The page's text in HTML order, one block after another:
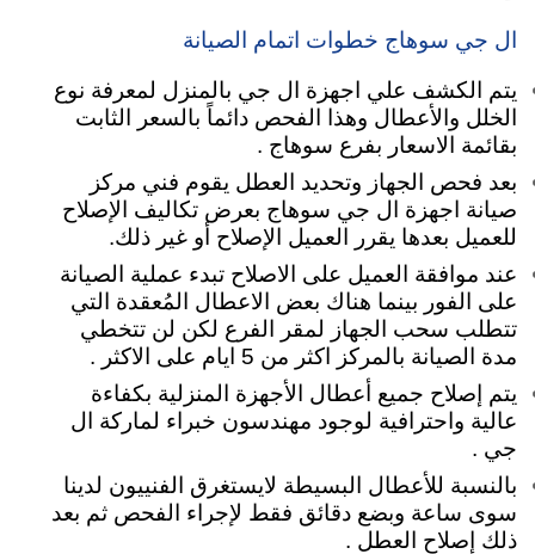
ال جي سوهاج خطوات اتمام الصيانة
يتم الكشف علي اجهزة ال جي بالمنزل لمعرفة نوع
الخلل والأعطال وهذا الفحص دائماً بالسعر الثابت
بقائمة الاسعار بفرع سوهاج .
بعد فحص الجهاز وتحديد العطل يقوم فني مركز
صيانة اجهزة ال جي سوهاج بعرض تكاليف الإصلاح
للعميل بعدها يقرر العميل الإصلاح أو غير ذلك.
عند موافقة العميل على الاصلاح تبدء عملية الصيانة
على الفور بينما هناك بعض الاعطال المُعقدة التي
تتطلب سحب الجهاز لمقر الفرع لكن لن تتخطي
مدة الصيانة بالمركز اكثر من 5 ايام على الاكثر .
يتم إصلاح جميع أعطال الأجهزة المنزلية بكفاءة
عالية واحترافية لوجود مهندسون خبراء لماركة ال
جي .
بالنسبة للأعطال البسيطة لايستغرق الفنييون لدينا
سوى ساعة وبضع دقائق فقط لإجراء الفحص ثم بعد
ذلك إصلاح العطل .